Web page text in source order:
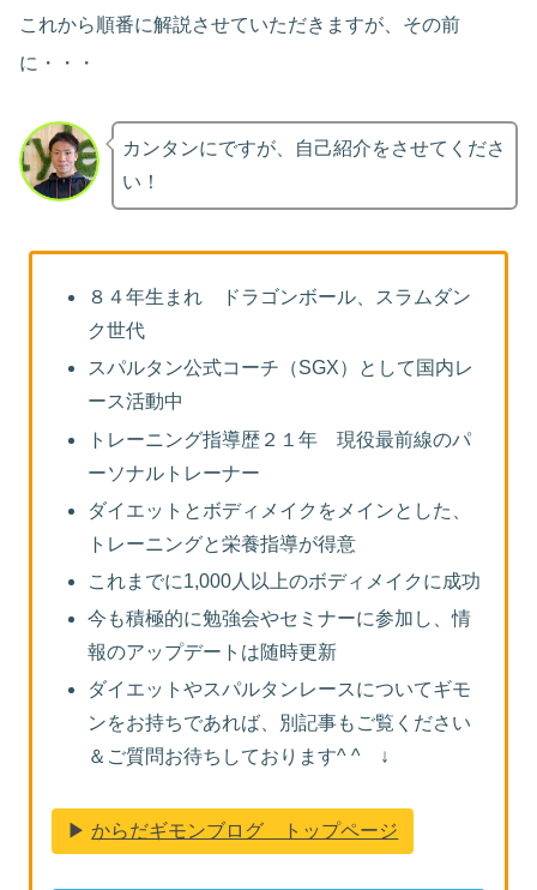
これから順番に解説させていただきますが、その前
に・・・
カンタンにですが、自己紹介をさせてくださ
い！
８４年生まれ ドラゴンボール、スラムダン
ク世代
スパルタン公式コーチ（SGX）として国内レ
ース活動中
トレーニング指導歴２１年 現役最前線のパ
ーソナルトレーナー
ダイエットとボディメイクをメインとした、
トレーニングと栄養指導が得意
これまでに1,000人以上のボディメイクに成功
今も積極的に勉強会やセミナーに参加し、情
報のアップデートは随時更新
ダイエットやスパルタンレースについてギモ
ンをお持ちであれば、別記事もご覧ください
＆ご質問お待ちしております^ ^ ↓
▶︎からだギモンブログ トップページ